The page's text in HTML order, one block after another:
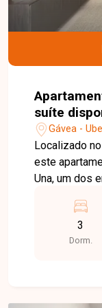
conhecer
suíte
emGávea -
Localizado
este
Una, um dos
mobilidade,
lazer,
3
Dorm.